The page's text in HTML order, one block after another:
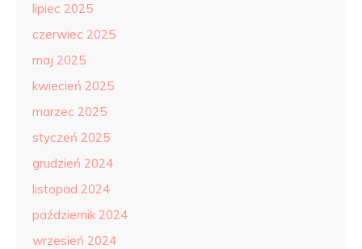
lipiec 2025
czerwiec 2025
maj 2025
kwiecień 2025
marzec 2025
styczeń 2025
grudzień 2024
listopad 2024
październik 2024
wrzesień 2024